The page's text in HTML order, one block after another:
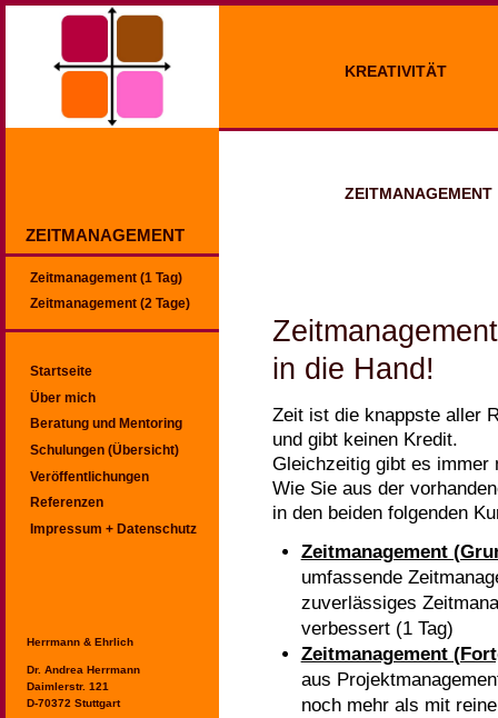
ZEITMANAGEMENT
Zeitmanagement (1 Tag)
Zeitmanagement (2 Tage)
Startseite
Über mich
Beratung und Mentoring
Schulungen (Übersicht)
Veröffentlichungen
Referenzen
Impressum + Datenschutz
Herrmann & Ehrlich
Dr. Andrea Herrmann
Daimlerstr. 121
D-70372 Stuttgart
KREATIVITÄT
ZEITMANAGEMENT
in die Hand!
Zeit ist die knappste aller
und gibt keinen Kredit.
Gleichzeitig gibt es immer
Wie Sie aus der
in den beiden folgenden
Zeitmanagement
umfassende
zuverlässiges
verbessert (1 Tag)
Zeitmanagement
aus
noch mehr als mit